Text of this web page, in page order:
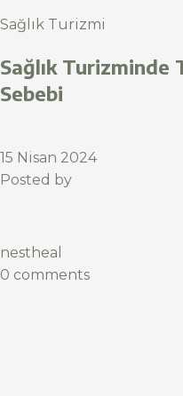
Sağlık Turizmi
Sağlık Turizminde
Sebebi
15 Nisan 2024
Posted by
nestheal
0 comments